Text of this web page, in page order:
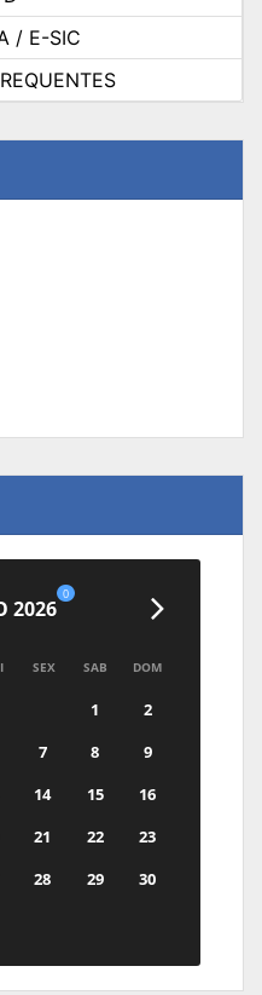
/ E-SIC
2026
0
SEX SAB DOM
1
2
7 8
9
14 15
16
21 22
23
28 29
30